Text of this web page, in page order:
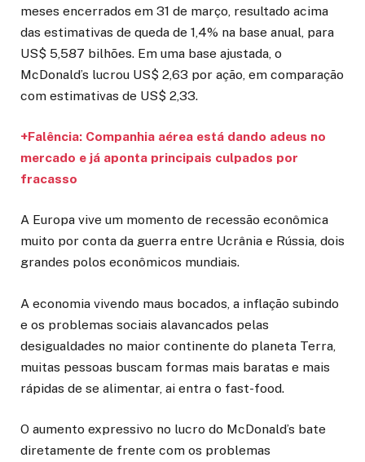
meses encerrados em 31 de março, resultado acima
das estimativas de queda de 1,4% na base anual, para
US$ 5,587 bilhões. Em uma base ajustada, o
McDonald’s lucrou US$ 2,63 por ação, em comparação
com estimativas de US$ 2,33.
+Falência: Companhia aérea está dando adeus no
mercado e já aponta principais culpados por
fracasso
A Europa vive um momento de recessão econômica
muito por conta da guerra entre Ucrânia e Rússia, dois
grandes polos econômicos mundiais.
A economia vivendo maus bocados, a inflação subindo
e os problemas sociais alavancados pelas
desigualdades no maior continente do planeta Terra,
muitas pessoas buscam formas mais baratas e mais
rápidas de se alimentar, ai entra o fast-food.
O aumento expressivo no lucro do McDonald’s bate
diretamente de frente com os problemas